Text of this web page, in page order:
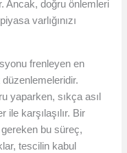
Ancak, doğru önlemleri
varlığınızı
frenleyen en
yaparken, sıkça asıl
ile karşılaşılır. Bir
bu süreç,
tescilin kabul